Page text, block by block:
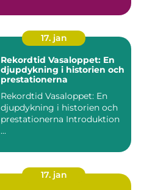
17. jan
Rekordtid Vasaloppet: En
djupdykning i historien och
prestationerna
Rekordtid Vasaloppet: En
djupdykning i historien och
prestationerna Introduktion
...
17. jan